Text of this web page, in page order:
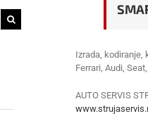
Izrada, kodiranje,
Ferrari, Audi,
AUTO SERVIS